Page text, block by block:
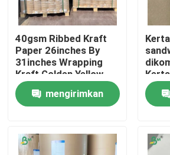
40gsm Ribbed Kraft
Paper 26inches By
31inches Wrapping
Kraft Golden Yellow
Mesin Kaca Satu Sisi
mengirimkan